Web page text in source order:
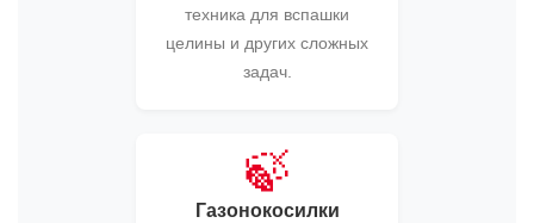
техника для вспашки
целины и других сложных
задач.
🍃
Газонокосилки